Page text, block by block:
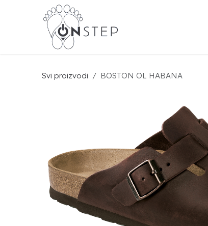
Preskoči na sadržaj
Svi proizvodi BOSTON OL HABANA